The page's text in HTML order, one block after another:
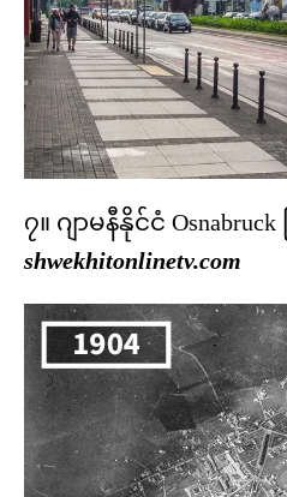
၇။ ဂျာမနီနိုင်ငံ
shwekhitonlinetv.com